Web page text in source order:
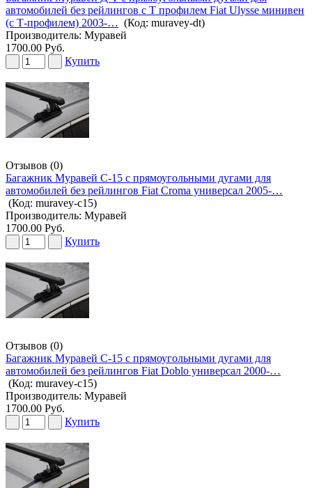
автомобилей без рейлингов с Т профилем Fiat Ulysse минивен
(с Т-профилем) 2003-… (Код: muravey-dt)
Производитель: Муравей
1700.00 Руб.
Купить
Отзывов (0)
Багажник Муравей С-15 с прямоугольными дугами для
автомобилей без рейлингов Fiat Croma универсал 2005-…
(Код: muravey-c15)
Производитель: Муравей
1700.00 Руб.
Купить
Отзывов (0)
Багажник Муравей С-15 с прямоугольными дугами для
автомобилей без рейлингов Fiat Doblo универсал 2000-…
(Код: muravey-c15)
Производитель: Муравей
1700.00 Руб.
Купить